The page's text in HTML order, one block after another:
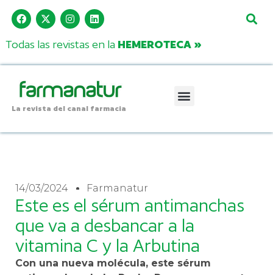
Todas las revistas en la HEMEROTECA »
La revista del canal farmacia
14/03/2024 Farmanatur
Este es el sérum antimanchas
que va a desbancar a la
vitamina C y la Arbutina
Con una nueva molécula, este sérum